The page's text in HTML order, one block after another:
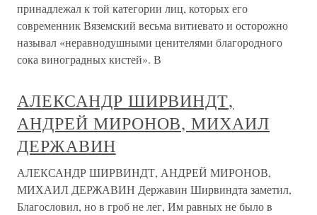
принадлежал к той категории лиц, которых его
современник Вяземский весьма витиевато и осторожно
называл «неравнодушными ценителями благородного
сока виноградных кистей». В
АЛЕКСАНДР ШИРВИНДТ,
АНДРЕЙ МИРОНОВ, МИХАИЛ
ДЕРЖАВИН
АЛЕКСАНДР ШИРВИНДТ, АНДРЕЙ МИРОНОВ,
МИХАИЛ ДЕРЖАВИН Державин Ширвиндта заметил,
Благословил, но в гроб не лег, Им равных не было в